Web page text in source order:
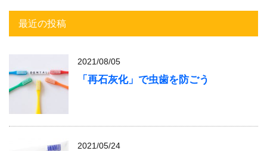
最近の投稿
2021/08/05
「再石灰化」で虫歯を防ごう
2021/05/24